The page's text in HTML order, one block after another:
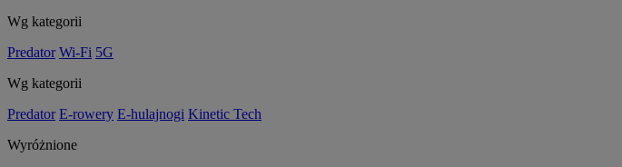
Wg kategorii
Predator Wi-Fi 5G
Wg kategorii
Predator E-rowery E-hulajnogi Kinetic Tech
Wyróżnione